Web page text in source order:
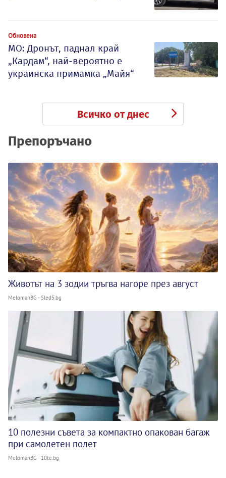
Обновена
МО: Дронът, паднал край
„Кардам“, най-вероятно е
украинска примамка „Майя“
Всичко от днес
Препоръчано
Животът на 3 зодии тръгва нагоре през август
MelomanBG - Sled5.bg
10 полезни съвета за компактно опакован багаж
при самолетен полет
MelomanBG - 10te.bg